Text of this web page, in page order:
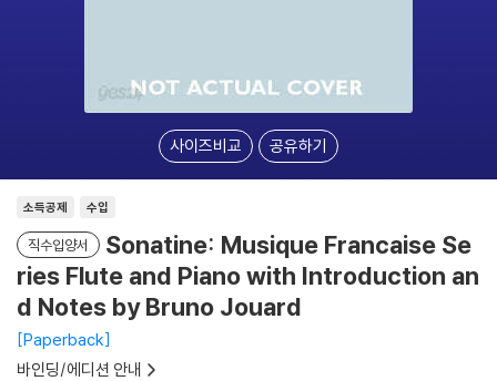
사이즈비교 공유하기
소득공제 수입
직수입양서
Sonatine: Musique Francaise Se
ries Flute and Piano with Introduction an
d Notes by Bruno Jouard
Paperback
바인딩/에디션 안내